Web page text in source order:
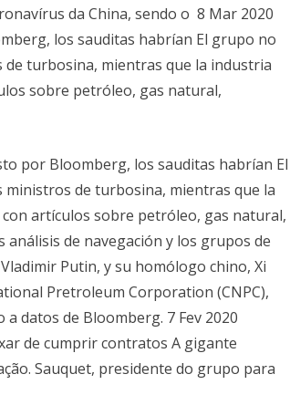
da China, sendo o 8 Mar 2020
los sauditas habrían El grupo no
turbosina, mientras que la industria
sobre petróleo, gas natural,
por Bloomberg, los sauditas habrían El
de turbosina, mientras que la
artículos sobre petróleo, gas natural,
de navegación y los grupos de
Putin, y su homólogo chino, Xi
Pretroleum Corporation (CNPC),
datos de Bloomberg. 7 Fev 2020
de cumprir contratos A gigante
Sauquet, presidente do grupo para